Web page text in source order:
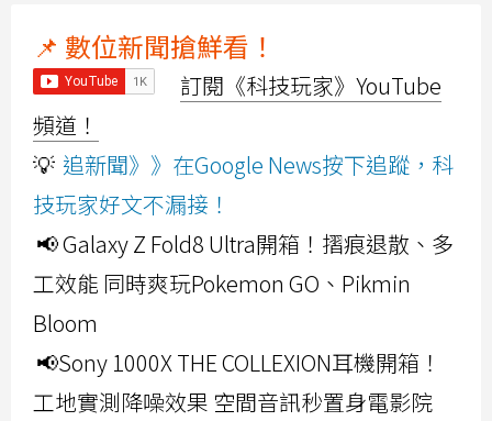
📌 數位新聞搶鮮看！
訂閱《科技玩家》YouTube
頻道！
💡 追新聞》》在Google News按下追蹤，科
技玩家好文不漏接！
📢 Galaxy Z Fold8 Ultra開箱！摺痕退散、多
工效能 同時爽玩Pokemon GO、Pikmin
Bloom
📢Sony 1000X THE COLLEXION耳機開箱！
工地實測降噪效果 空間音訊秒置身電影院